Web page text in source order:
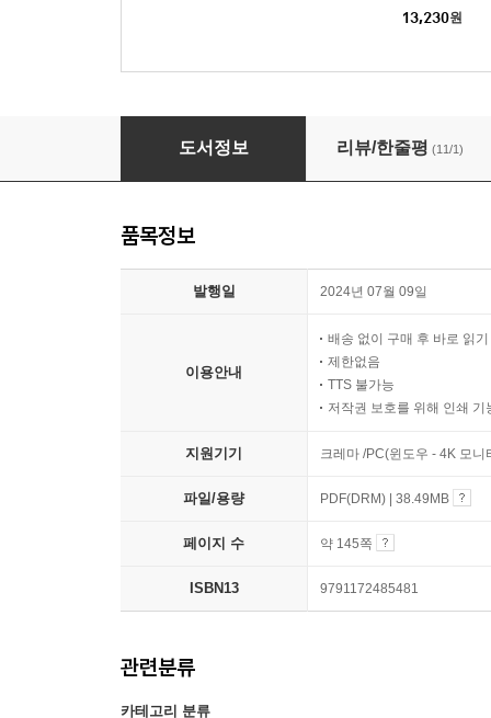
13,230원
AI로 그림책 만들기
도서정보 리뷰/한줄평 (11/1)
품목정보
발행일 2024년 07월 09일
이용안내
배송 없이 구매 후 바로 읽기
제한없음
TTS 불가능
저작권 보호를 위해 인쇄 기
지원기기 크레마 /PC(윈도우 - 4K 모
파일/용량 PDF(DRM) | 38.49MB
페이지 수 약 145쪽
ISBN13 9791172485481
관련분류
카테고리 분류